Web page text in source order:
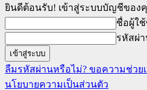
ยินดีต้อนรับ! เข้าสู่ระบบบัญชีของ
ชื่อผู้ใ
รหัสผ่
ลืมรหัสผ่านหรือไม่? ขอความช่วย
นโยบายความเป็นส่วนตัว